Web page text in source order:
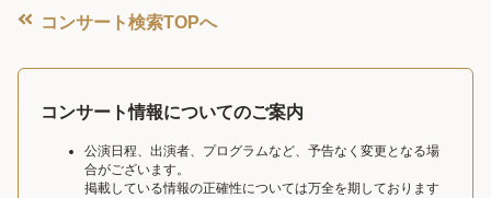
コンサート検索TOPへ
コンサート情報についてのご案内
公演日程、出演者、プログラムなど、予告なく変更となる場
合がございます。
掲載している情報の正確性については万全を期しております